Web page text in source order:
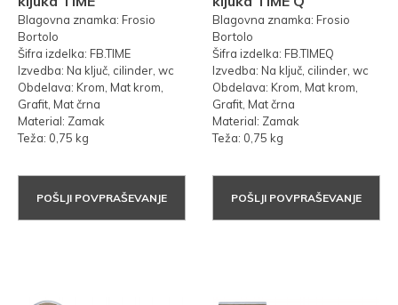
Blagovna znamka: Frosio
Bortolo
Šifra izdelka: FB.TIME
Izvedba: Na ključ, cilinder, wc
Obdelava: Krom, Mat krom,
Grafit, Mat črna
Material: Zamak
Teža: 0,75 kg
POŠLJI POVPRAŠEVANJE
Blagovna znamka: Frosio
Bortolo
Šifra izdelka: FB.TIMEQ
Izvedba: Na ključ, cilinder, wc
Obdelava: Krom, Mat krom,
Grafit, Mat črna
Material: Zamak
Teža: 0,75 kg
POŠLJI POVPRAŠEVANJE